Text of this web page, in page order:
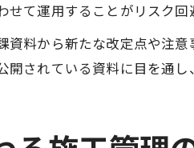
て運用することがリスク回
資料から新たな改定点や注
されている資料に目を通